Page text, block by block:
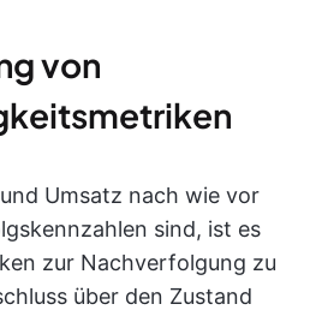
von
Umsatz nach wie vor
sind, ist es
zur Nachverfolgung zu
über den Zustand